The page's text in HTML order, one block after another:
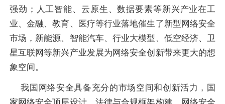
强劲；人工智能、云原生、数据要素等新兴产业在工
业、金融、教育、医疗等行业落地催生了新型网络安全
市场，新能源、智能汽车、行业大模型、低空经济、卫
星互联网等新兴产业发展为网络安全创新带来更大的想
象空间。
我国网络安全具备充分的市场空间和创新活力，国
家网络安全顶层设计、法律与合规框架构建、网络安全